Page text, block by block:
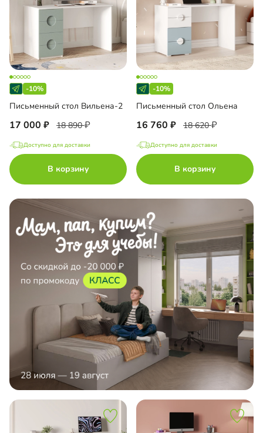
-10%
Письменный стол Вильена-2
17 000 18 890
Доступно для доставки
В корзину
-10%
Письменный стол Ольена
16 760 18 620
Доступно для доставки
В корзину